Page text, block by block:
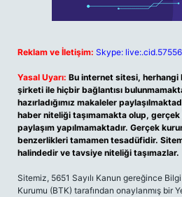
Reklam ve İletişim: Skype:
Yasal Uyarı: Bu internet sitesi, herhangi
şirketi ile hiçbir bağlantısı
hazırladığımız makaleler
haber niteliği taşımamakta olup,
paylaşım yapılmamaktadır. Gerçek
benzerlikleri tamamen tesadüfidir.
halindedir ve tavsiye niteliği taşımazlar.
Sitemiz, 5651 Sayılı Kanun gereğince
Kurumu (BTK) tarafından onaylanmış bir